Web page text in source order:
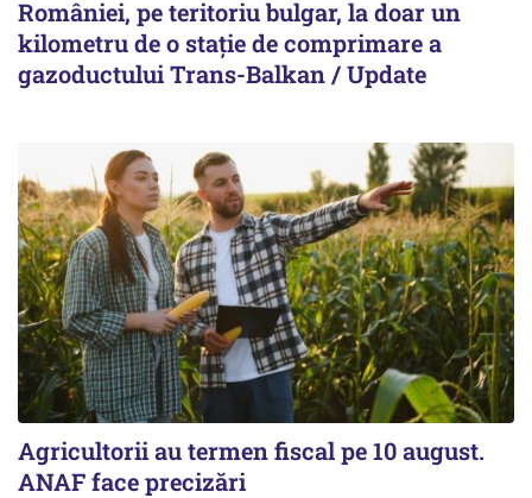
României, pe teritoriu bulgar, la doar un
kilometru de o stație de comprimare a
gazoductului Trans-Balkan / Update
Agricultorii au termen fiscal pe 10 august.
ANAF face precizări